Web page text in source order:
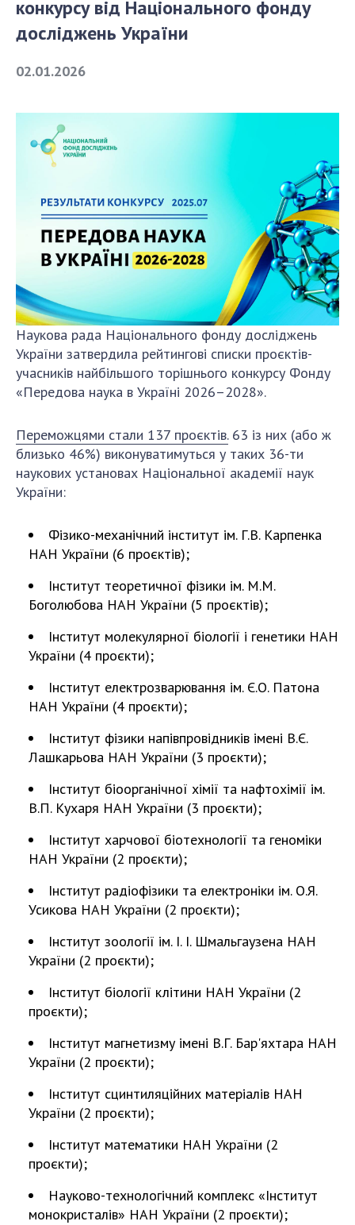
СТРУКТУРА
Апарат Президії
Секція фізико-технічних і математичних
наук
Секція хімічних і біологічних наук
Секція суспільних і гуманітарних наук
Установи при Президії
Ради, комітети та комісії
Наукові центри МОН та НАН України
Громадські організації
ДІЯЛЬНІСТЬ
Сесії Загальних зборів НАН України
Річні звіти НАН України
Річні фінансові звіти НАН України
Охорона прав інтелектуальної власності та
трансфер технологій в наукових установах
надбання
Центри колективного користування
науковими приладами НАН України
Оцінювання ефективності діяльності
Конкурси наукових досліджень НАН України
Відкрита наука в НАН України
Підготовка наукових кадрів
Робота з молоддю
Членство в міжнародних організаціях
Міжнародні програми та конкурси
ДОКУМЕНТИ
Нормативні акти НАН України
Державний бюджет НАН України
Вибори до складу НАН України
Бланки документів
НОВИНИ
ЗАСІДАННЯ ПРЕЗИДІЇ НАН УКРАЇНИ
НАУКОВІ ВИДАННЯ
МЕДІА ПРО НАС
АКАДЕМІЯ КОМЕНТУЄ
конкурсу від Національного фонду
досліджень України
02.01.2026
Наукова рада Національного фонду досліджень
України затвердила рейтингові списки проєктів-
учасників найбільшого торішнього конкурсу Фонду
«Передова наука в Україні 2026–2028».
Переможцями стали 137 проєктів.63 із них (або ж
близько 46%) виконуватимуться у таких 36-ти
наукових установах Національної академії наук
України:
Фізико-механічний інститут ім. Г.В. Карпенка
НАН України (6 проєктів);
Інститут теоретичної фізики ім. М.М.
Боголюбова НАН України (5 проєктів);
Інститут молекулярної біології і генетики НАН
України (4 проєкти);
Інститут електрозварювання ім. Є.О. Патона
НАН України (4 проєкти);
Інститут фізики напівпровідників імені В.Є.
Лашкарьова НАН України (3 проєкти);
Інститут біоорганічної хімії та нафтохімії ім.
В.П. Кухаря НАН України (3 проєкти);
Інститут харчової біотехнології та геноміки
НАН України (2 проєкти);
Інститут радіофізики та електроніки ім. О.Я.
Усикова НАН України (2 проєкти);
Інститут зоології ім. І. І. Шмальгаузена НАН
України (2 проєкти);
Iнститут біології клітини НАН України (2
проєкти);
Інститут магнетизму імені В.Г. Бар'яхтара НАН
України (2 проєкти);
Інститут сцинтиляційних матеріалів НАН
України (2 проєкти);
Інститут математики НАН України (2
проєкти);
Науково-технологічний комплекс «Інститут
монокристалів» НАН України (2 проєкти);